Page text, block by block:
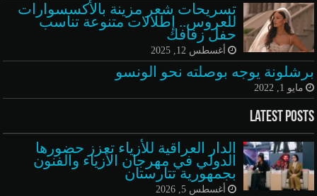
تسريحات شعر مزينة بالأكسسوارات
للعروس.. إطلالات متنوعة تناسب
حفل زفافك
أغسطس 12, 2025
برشلونة يوجه بوصلته نحو الونسو
مايو 1, 2022
Latest Posts
الدار العراقية للأزياء تعزز حضورها
الدولي في مهرجان الأزياء والفنون
بجمهورية تتارستان
أغسطس 5, 2026